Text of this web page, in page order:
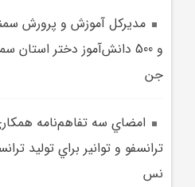
مديرکل آموزش و پرورش
و 500 دانش‌آموز دختر
جن
امضاي سه تفاهم‌نامه
ترانسفو و توانير براي توليد
نس